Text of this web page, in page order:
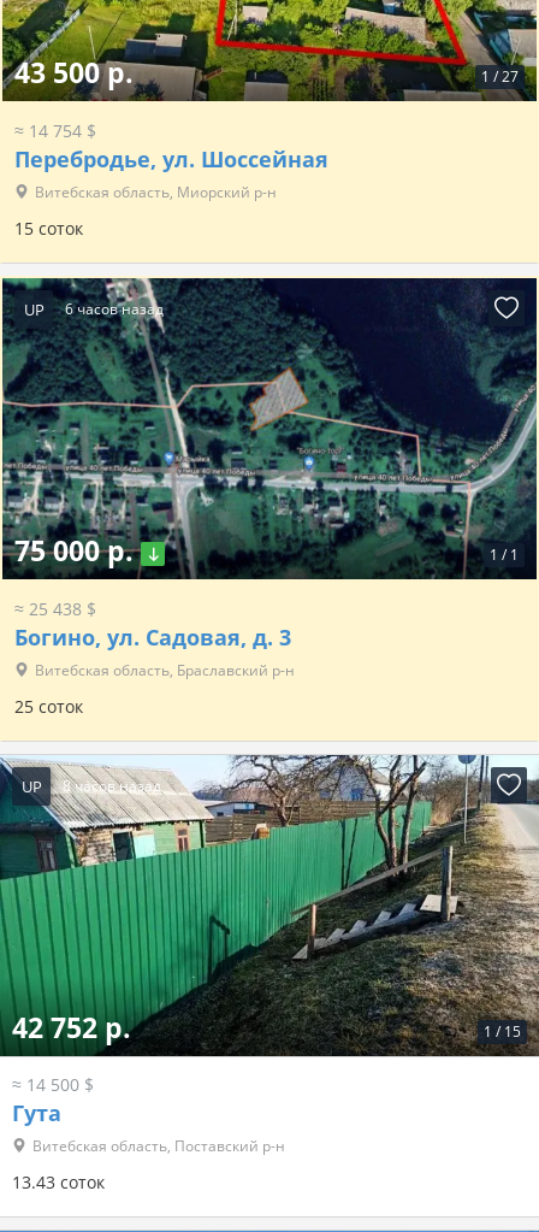
1 /27
43 500 р.
≈ 14 754 $
Перебродье, ул. Шоссейная
Витебская область, Миорский р-н
15 соток
UP 6 часов назад
1 / 1
75 000 р.
≈ 25 438 $
Богино, ул. Садовая, д. 3
Витебская область, Браславский р-н
25 соток
UP 8 часов назад
1 / 15
42 752 р.
≈ 14 500 $
Гута
Витебская область, Поставский р-н
13.43 соток